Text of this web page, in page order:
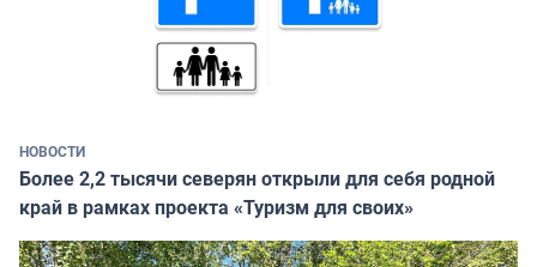
НОВОСТИ
Более 2,2 тысячи северян открыли для себя родной
край в рамках проекта «Туризм для своих»